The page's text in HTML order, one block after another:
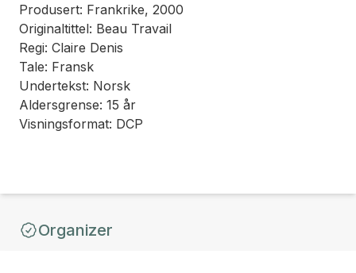
Produsert: Frankrike, 2000
Originaltittel: Beau Travail
Regi: Claire Denis
Tale: Fransk
Undertekst: Norsk
Aldersgrense: 15 år
Visningsformat: DCP
Organizer